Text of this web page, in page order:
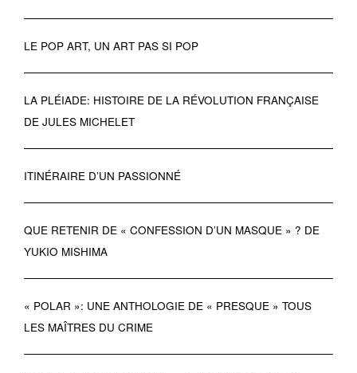
LE POP ART, UN ART PAS SI POP
LA PLÉIADE: HISTOIRE DE LA RÉVOLUTION FRANÇAISE
DE JULES MICHELET
ITINÉRAIRE D’UN PASSIONNÉ
QUE RETENIR DE « CONFESSION D’UN MASQUE » ? DE
YUKIO MISHIMA
« POLAR »: UNE ANTHOLOGIE DE « PRESQUE » TOUS
LES MAÎTRES DU CRIME